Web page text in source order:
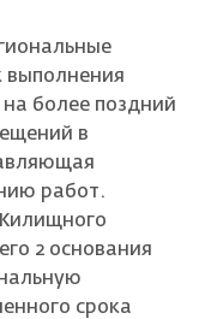
выполнения
более поздний
в
работ.
2 основания
срока